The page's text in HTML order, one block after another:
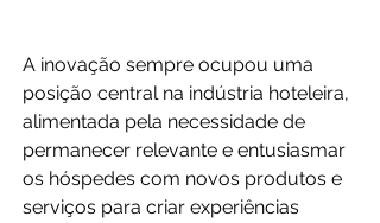
A inovação sempre ocupou uma
posição central na indústria hoteleira,
alimentada pela necessidade de
permanecer relevante e entusiasmar
os hóspedes com novos produtos e
serviços para criar experiências